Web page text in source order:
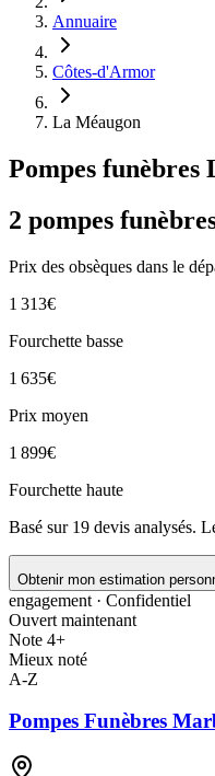
Annuaire
Côtes-d'Armor
La Méaugon
Pompes funèbres
2 pompes
Prix des obsèques dans le
1 313€
Fourchette basse
1 635€
Prix moyen
1 899€
Fourchette haute
Basé sur 19 devis analysés.
Obtenir mon estimation
engagement · Confidentiel
Ouvert maintenant
Note 4+
Mieux noté
A-Z
Pompes Funèbres